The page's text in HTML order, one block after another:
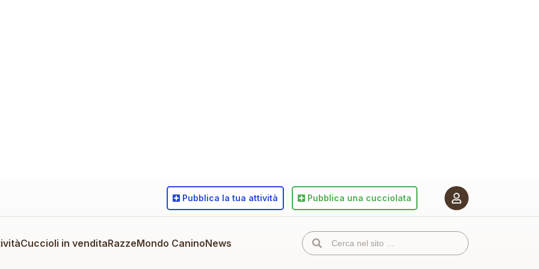
Cuccioli in venditaRazzeMondo CaninoNews
Pubblica la tua attività Pubblica una cucciolata